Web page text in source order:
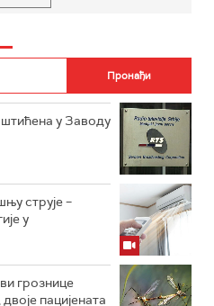
у Заводу
струје –
у
грознице
пацијената